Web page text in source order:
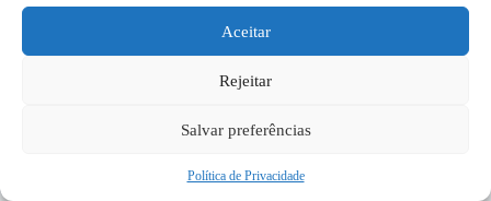
Aceitar
Rejeitar
Salvar preferências
Política de Privacidade
você queira trabalhar de maneira mais inteligente no
seu emprego, ou na suas tarefas diárias, ou
Copyright © 2026 - todos os direitos reservados.